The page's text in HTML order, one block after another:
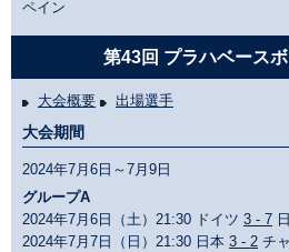
ペイン
第43回 プラハベース
大会概要 出場選手
大会期間
2024年7月6日～7月9日
グループA
2024年7月6日（土）21:30 ドイツ 3 - 7
2024年7月7日（日）21:30 日本 3 - 2 チ